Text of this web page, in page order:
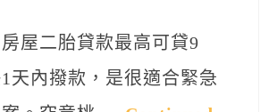
屋二胎貸款最高可貸9
天內撥款，是很適合緊急